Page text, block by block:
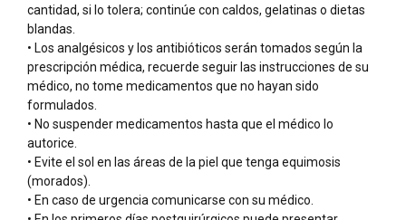
cantidad, si lo tolera; continúe con caldos, gelatinas o dietas
blandas.
• Los analgésicos y los antibióticos serán tomados según la
prescripción médica, recuerde seguir las instrucciones de su
médico, no tome medicamentos que no hayan sido
formulados.
• No suspender medicamentos hasta que el médico lo
autorice.
• Evite el sol en las áreas de la piel que tenga equimosis
(morados).
• En caso de urgencia comunicarse con su médico.